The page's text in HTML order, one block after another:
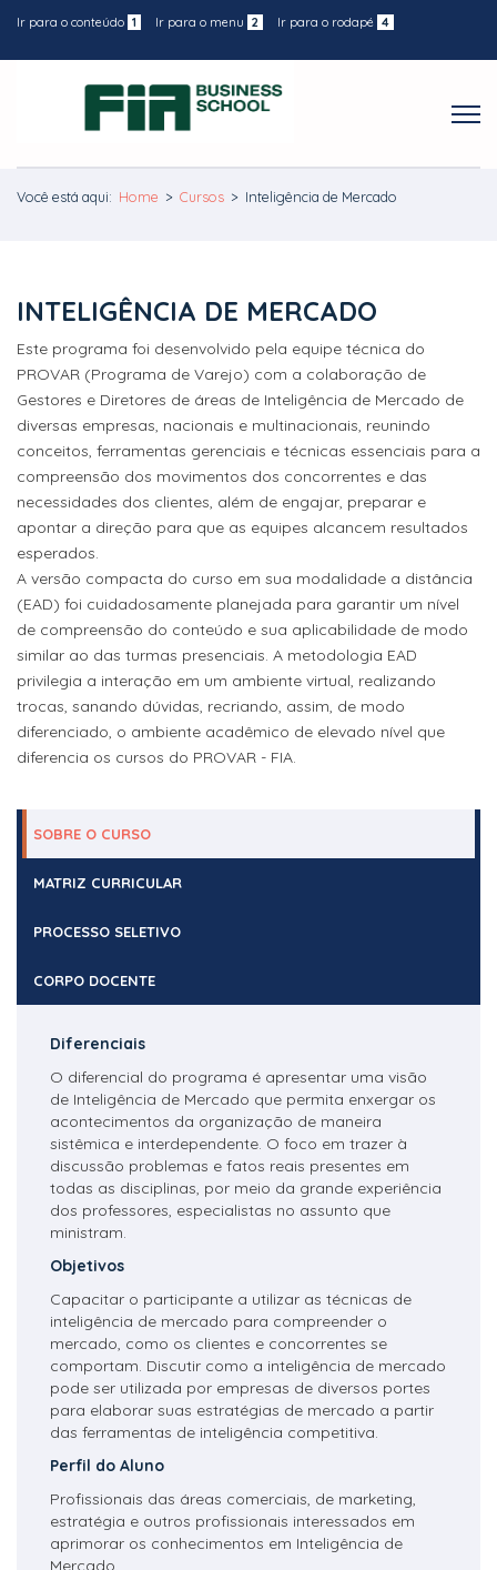
Ir para o conteúdo 1 Ir para o menu 2 Ir para o rodapé 4
Você está aqui: Home > Cursos > Inteligência de Mercado
INTELIGÊNCIA DE MERCADO
Este programa foi desenvolvido pela equipe técnica do
PROVAR (Programa de Varejo) com a colaboração de
Gestores e Diretores de áreas de Inteligência de Mercado de
diversas empresas, nacionais e multinacionais, reunindo
conceitos, ferramentas gerenciais e técnicas essenciais para a
compreensão dos movimentos dos concorrentes e das
necessidades dos clientes, além de engajar, preparar e
apontar a direção para que as equipes alcancem resultados
esperados.
A versão compacta do curso em sua modalidade a distância
(EAD) foi cuidadosamente planejada para garantir um nível
de compreensão do conteúdo e sua aplicabilidade de modo
similar ao das turmas presenciais. A metodologia EAD
privilegia a interação em um ambiente virtual, realizando
trocas, sanando dúvidas, recriando, assim, de modo
diferenciado, o ambiente acadêmico de elevado nível que
diferencia os cursos do PROVAR - FIA.
SOBRE O CURSO
MATRIZ CURRICULAR
PROCESSO SELETIVO
CORPO DOCENTE
Diferenciais
O diferencial do programa é apresentar uma visão
de Inteligência de Mercado que permita enxergar os
acontecimentos da organização de maneira
sistêmica e interdependente. O foco em trazer à
discussão problemas e fatos reais presentes em
todas as disciplinas, por meio da grande experiência
dos professores, especialistas no assunto que
ministram.
Objetivos
Capacitar o participante a utilizar as técnicas de
inteligência de mercado para compreender o
mercado, como os clientes e concorrentes se
comportam. Discutir como a inteligência de mercado
pode ser utilizada por empresas de diversos portes
para elaborar suas estratégias de mercado a partir
das ferramentas de inteligência competitiva.
Perfil do Aluno
Profissionais das áreas comerciais, de marketing,
estratégia e outros profissionais interessados em
aprimorar os conhecimentos em Inteligência de
Mercado.